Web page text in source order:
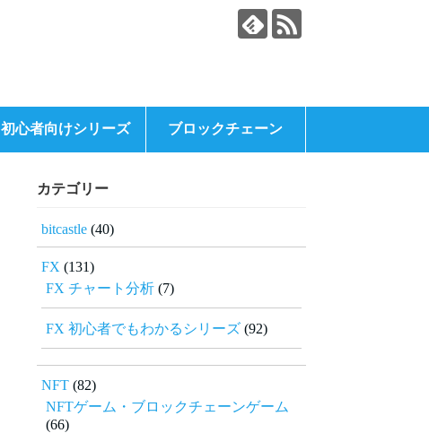
初心者向けシリーズ ブロックチェーン
カテゴリー
bitcastle (40)
FX (131)
FX チャート分析 (7)
FX 初心者でもわかるシリーズ (92)
NFT (82)
NFTゲーム・ブロックチェーンゲーム
(66)